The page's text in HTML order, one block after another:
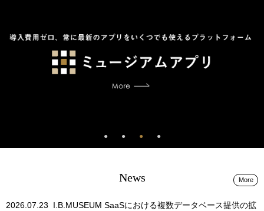
News More
2026.07.23
I.B.MUSEUM SaaSにおける複数データベース提供の拡